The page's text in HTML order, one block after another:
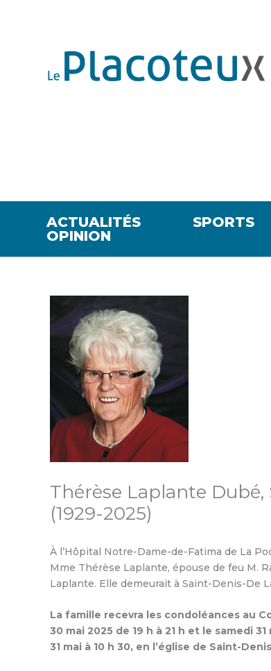
ACTUALITÉS SPORTS
OPINION
Thérèse Laplante
(1929-2025)
À l’Hôpital Notre-Dame-de-Fatima de La
Mme Thérèse Laplante, épouse de feu M.
Laplante. Elle demeurait à Saint-Denis-De
La famille recevra les condoléances au
30 mai 2025 de 19 h à 21 h et le samedi
31 mai à 10 h 30, en l’église de Saint-